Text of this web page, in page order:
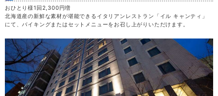
おひとり様1回2,300円増
北海道産の新鮮な素材が堪能できるイタリアンレストラン「イル キャンティ」
にて、バイキングまたはセットメニューをお召し上がりいただけます。